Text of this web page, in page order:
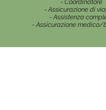
- Coordinatore
- Assicurazione di
- Assistenza
- Assicurazione medico/